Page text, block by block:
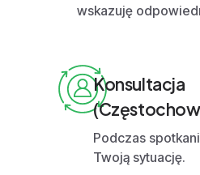
wskazuję
Konsultacja
Podczas
Twoją sytuację.